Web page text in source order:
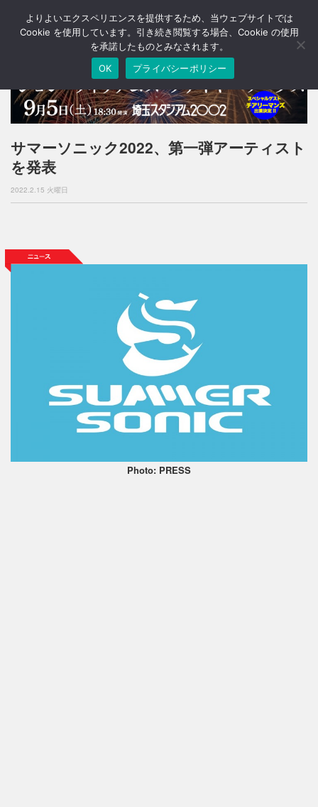
T
o
a
v
g
o
サマーソニック2022、第一弾アーティスト
を発表
2022.2.15 火曜日
Photo: PRESS
よりよいエクスペリエンスを提供するため、当ウェブサイトでは
Cookie を使用しています。引き続き閲覧する場合、Cookie の使用
を承諾したものとみなされます。
OK
プライバシーポリシー